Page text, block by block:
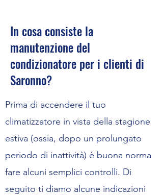
In cosa consiste la
manutenzione del
condizionatore per i clienti di
Saronno?
Prima di accendere il tuo
climatizzatore in vista della stagione
estiva (ossia, dopo un prolungato
periodo di inattività) è buona norma
fare alcuni semplici controlli. Di
seguito ti diamo alcune indicazioni